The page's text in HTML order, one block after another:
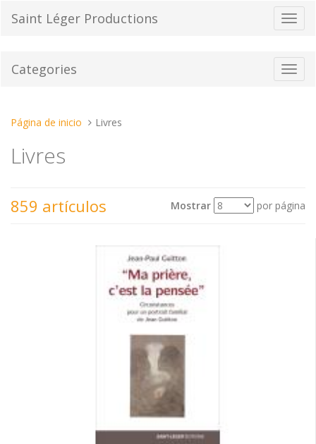
el
de
Saint Léger Productions
Categories
Estas
Página de inicio Livres
Livres
859 artículos Mostrar por página
Ordenar por